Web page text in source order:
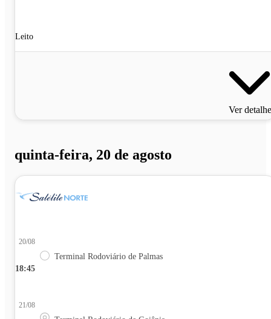
Leito
Ver
quinta-feira, 20 de agosto
18:45
20/08
Terminal Rodoviário de Palmas
21/08